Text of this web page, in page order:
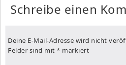
Schreibe einen
Deine E-Mail-Adresse wird nicht
Felder sind mit * markiert